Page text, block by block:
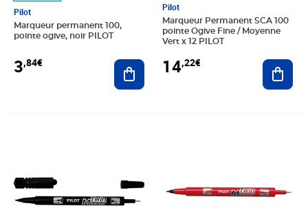
Pilot
Marqueur permanent 100,
pointe ogive, noir PILOT
3,84€ Ajouter au panier
Pilot
Marqueur Permanent SCA 100
pointe Ogive Fine / Moyenne
Vert x 12 PILOT
14,22€